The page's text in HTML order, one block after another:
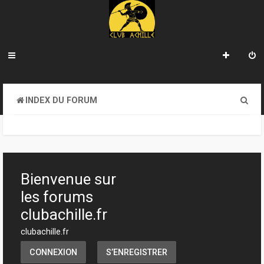
INDEX DU FORUM
h
Bienvenue sur
les forums
clubachille.fr
clubachille.fr
CONNEXION S’ENREGISTRER